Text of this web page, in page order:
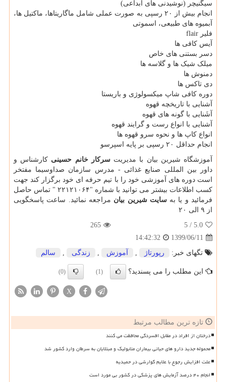
سیگنیچر (نوشیدنی های ابداعی)
انجام بیش از ٢۰ رسپی به صورت عملی شامل ماگاریتاها، ماکتیل ها،
آبمیوه های طبیعی، اسموتی
فلیر flair
آیس کافی ها
دسر بستنی های خاص
میلک شیک ها و گلاسه ها
دمنوش ها
دی تاکس ها
دوره کافی شاپ میکسولوژی و باریستا
آشنایی با تاریخچه قهوه
آشَنایی با گونه های قهوه
آشنایی با انواع رست و گرایند قهوه
انواع کاپ ها و نحوه سرو قهوه ها
انجام حداقل ٢۰ رسپی بر پایه اسپرسو
آموزشگاه شیرین بیان با مدیریتسرکار خانم حسینی کارشناس و
داور بین المللی صنایع غذائی - مدرس سازمان صداوسیما مفتخر
است دوره های آموزشی خود را با تیم حرفه ای خود برگزار کند جهت
کسب اطلاعات بیشتر می توانید با شماره "٢٢١٢١۰۶۴ " تماس حاصل
فرمائید و یا بهسایت شیرین بیان مراجعه نمائید. ساعت پاسخگویی
از ٩ الی ٢۰
5.0
/ 5
265
1399/06/11
14:42:32
تگهای خبر:
رپورتاژ , آموزش , زندگی , سالم
این مطلب را می پسندید؟ (1)
(0)
X
تازه ترین مطالب مرتبط
درختان از افراد در مقابل افسردگی محافظت می کنند
محموله جدید دارو های حیاتی بیماران متابولیک و مبتلایان به سرطان وارد کشور شد
علت افزایش رجوع با علایم گوارشی در حمیدیه
انجام ۴۰ درصد آزمایش های پزشکی در کشور بی مورد است